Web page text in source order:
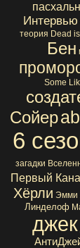
Интервью
теория Dead
Бен
Some
Сойер
6
загадки
Первый
Хёрли Эмми
Линделоф
джек